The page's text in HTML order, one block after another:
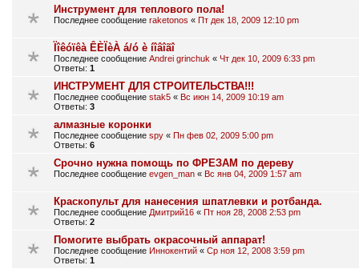
Инструмент для теплового пола!
Последнее сообщение raketonos « Пт дек 18, 2009 12:10 pm
Ïîêóïêà ÊÈÏèÀ á/ó è íîâîãî
Последнее сообщение Andrei grinchuk « Чт дек 10, 2009 6:33 pm
Ответы: 1
ИНСТРУМЕНТ ДЛЯ СТРОИТЕЛЬСТВА!!!
Последнее сообщение stak5 « Вс июн 14, 2009 10:19 am
Ответы: 3
алмазные коронки
Последнее сообщение spy « Пн фев 02, 2009 5:00 pm
Ответы: 6
Срочно нужна помощь по ФРЕЗАМ по дереву
Последнее сообщение evgen_man « Вс янв 04, 2009 1:57 am
Краскопульт для нанесения шпатлевки и ротбанда.
Последнее сообщение Дмитрий16 « Пт ноя 28, 2008 2:53 pm
Ответы: 2
Помогите выбрать окрасочный аппарат!
Последнее сообщение Иннокентий « Ср ноя 12, 2008 3:59 pm
Ответы: 1